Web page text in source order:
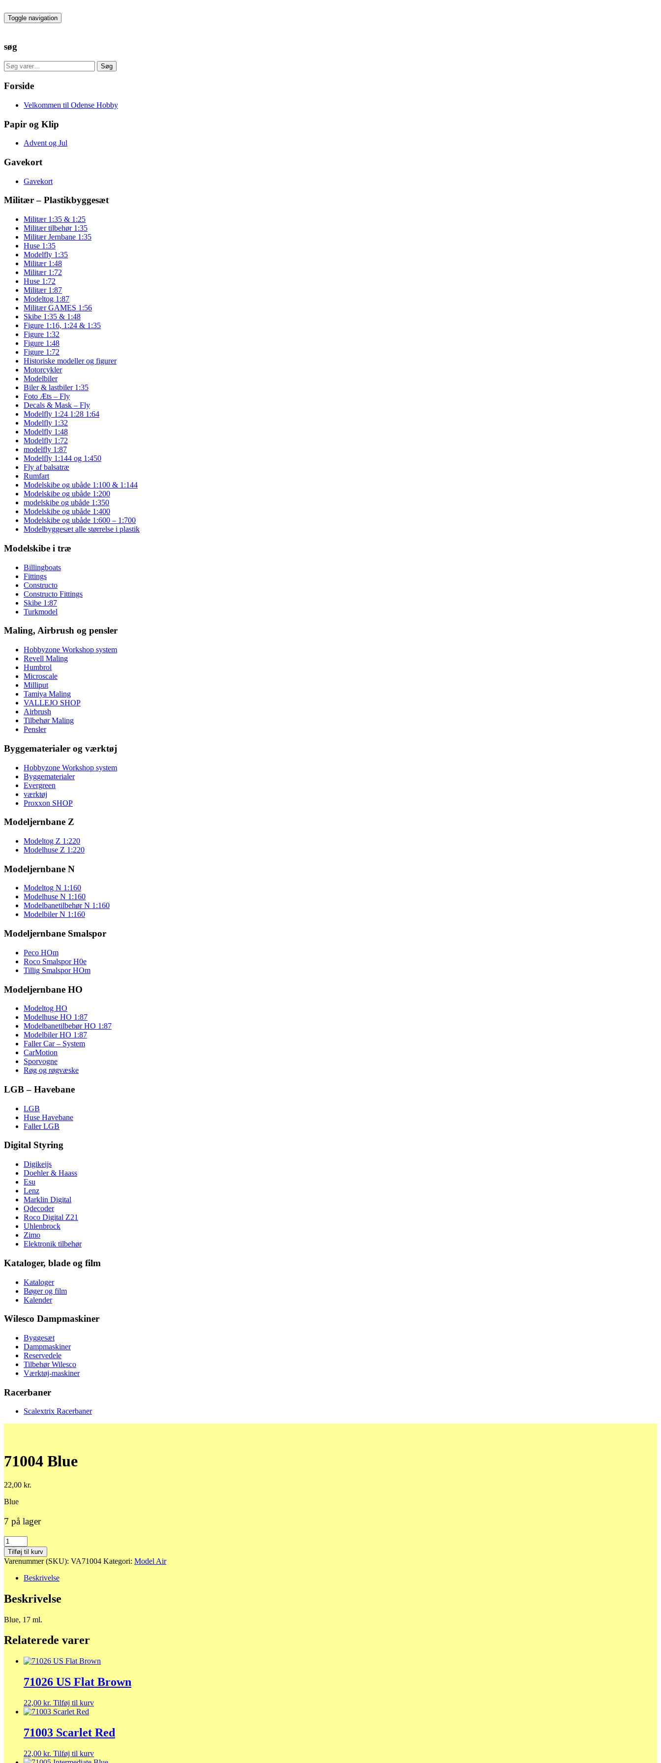
to
the
Toggle navigation
søg
Søg
efter:
Søg
Forside
Velkommen til Odense Hobby
Papir og Klip
Advent og Jul
Gavekort
Gavekort
Militær – Plastikbyggesæt
Militær 1:35 & 1:25
Militær tilbehør 1:35
Militær Jernbane 1:35
Huse 1:35
Modelfly 1:35
Militær 1:48
Militær 1:72
Huse 1:72
Militær 1:87
Modeltog 1:87
Militær GAMES 1:56
Skibe 1:35 & 1:48
Figure 1:16, 1:24 & 1:35
Figure 1:32
Figure 1:48
Figure 1:72
Historiske modeller og figurer
Motorcykler
Modelbiler
Biler & lastbiler 1:35
Foto Æts – Fly
Decals & Mask – Fly
Modelfly 1:24 1:28 1:64
Modelfly 1:32
Modelfly 1:48
Modelfly 1:72
modelfly 1:87
Modelfly 1:144 og 1:450
Fly af balsatræ
Rumfart
Modelskibe og ubåde 1:100 & 1:144
Modelskibe og ubåde 1:200
modelskibe og ubåde 1:350
Modelskibe og ubåde 1:400
Modelskibe og ubåde 1:600 – 1:700
Modelbyggesæt alle størrelse i plastik
Modelskibe i træ
Billingboats
Fittings
Constructo
Constructo Fittings
Skibe 1:87
Turkmodel
Maling, Airbrush og pensler
Hobbyzone Workshop system
Revell Maling
Humbrol
Microscale
Milliput
Tamiya Maling
VALLEJO SHOP
Airbrush
Tilbehør Maling
Pensler
Byggematerialer og værktøj
Hobbyzone Workshop system
Byggematerialer
Evergreen
værktøj
Proxxon SHOP
Modeljernbane Z
Modeltog Z 1:220
Modelhuse Z 1:220
Modeljernbane N
Modeltog N 1:160
Modelhuse N 1:160
Modelbanetilbehør N 1:160
Modelbiler N 1:160
Modeljernbane Smalspor
Peco HOm
Roco Smalspor H0e
Tillig Smalspor HOm
Modeljernbane HO
Modeltog HO
Modelhuse HO 1:87
Modelbanetilbebør HO 1:87
Modelbiler HO 1:87
Faller Car – System
CarMotion
Sporvogne
Røg og røgvæske
LGB – Havebane
LGB
Huse Havebane
Faller LGB
Digital Styring
Digikeijs
Doehler & Haass
Esu
Lenz
Marklin Digital
Qdecoder
Roco Digital Z21
Uhlenbrock
Zimo
Elektronik tilbehør
Kataloger, blade og film
Kataloger
Bøger og film
Kalender
Wilesco Dampmaskiner
Byggesæt
Dampmaskiner
Reservedele
Tilbehør Wilesco
Værktøj-maskiner
Racerbaner
Scalextrix Racerbaner
71004 Blue
22,00 kr.
Blue
7 på lager
71004
Blue
antal
Tilføj til kurv
Varenummer (SKU): VA71004 Kategori: Model Air
Beskrivelse
Beskrivelse
Blue, 17 ml.
Relaterede varer
71026 US Flat Brown
22,00 kr. Tilføj til kurv
71003 Scarlet Red
22,00 kr. Tilføj til kurv